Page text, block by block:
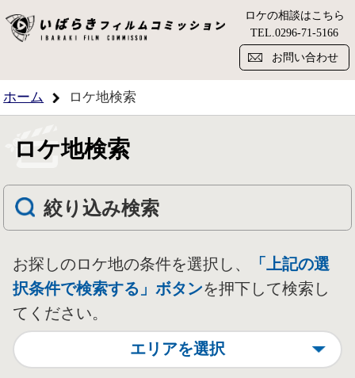
い
ロケの相談はこちら
TEL.0296-71-5166
お問い合わせ
ホーム ロケ地検索
ロケ地検索
絞り込み検索
お探しのロケ地の条件を選択し、
「上記の選
択条件で検索する」ボタンを押下して検索し
てください。
エリアを選択